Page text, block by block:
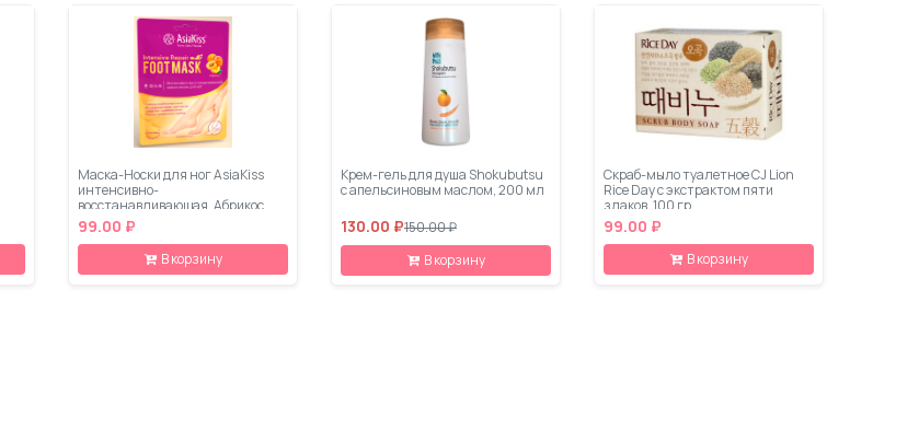
Маска-Носки для ног AsiaKiss
интенсивно-
восстанавливающая, Абрикос
99.00 ₽
В корзину
Крем-гель для душа Shokubutsu
с апельсиновым маслом, 200 мл
130.00 ₽150.00 ₽
В корзину
Скраб-мыло туалетное CJ Lion
Rice Day с экстрактом пяти
злаков, 100 гр
99.00 ₽
В корзину